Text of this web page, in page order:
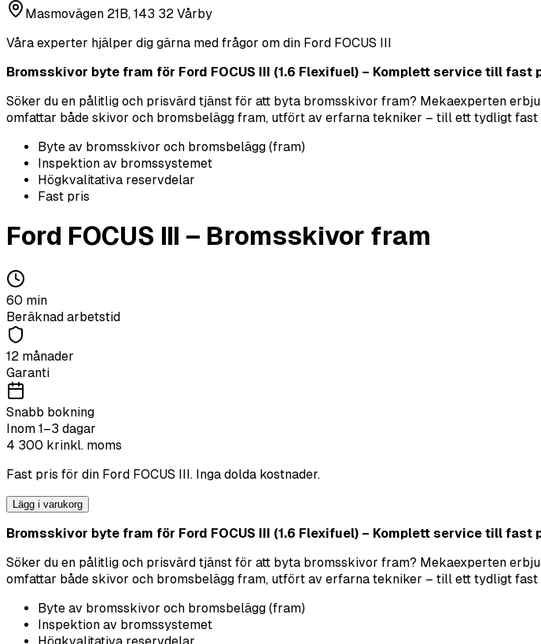
Masmovägen 21B, 143 32 Vårby
Våra experter hjälper dig gärna med frågor om din Ford FOCUS III
Bromsskivor byte fram för Ford FOCUS III (1.6 Flexifuel) – Komplett service till fast
Söker du en pålitlig och prisvärd tjänst för att byta bromsskivor fram? Mekaexperten
omfattar både skivor och bromsbelägg fram, utfört av erfarna tekniker – till ett tydligt fast
Byte av bromsskivor och bromsbelägg (fram)
Inspektion av bromssystemet
Högkvalitativa reservdelar
Fast pris
Ford FOCUS III – Bromsskivor fram
60 min
Beräknad arbetstid
12 månader
Garanti
Snabb bokning
Inom 1–3 dagar
4 300 krinkl. moms
Fast pris för din Ford FOCUS III. Inga dolda kostnader.
Lägg i varukorg
Bromsskivor byte fram för Ford FOCUS III (1.6 Flexifuel) – Komplett service till fast
Söker du en pålitlig och prisvärd tjänst för att byta bromsskivor fram? Mekaexperten
omfattar både skivor och bromsbelägg fram, utfört av erfarna tekniker – till ett tydligt fast
Byte av bromsskivor och bromsbelägg (fram)
Inspektion av bromssystemet
Högkvalitativa reservdelar